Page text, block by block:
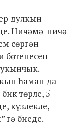
дулкын
Ничәмә-ничә
сөргән
бөтенесен
һаман да
төрле, 5
күзлекле,
гә биеде.